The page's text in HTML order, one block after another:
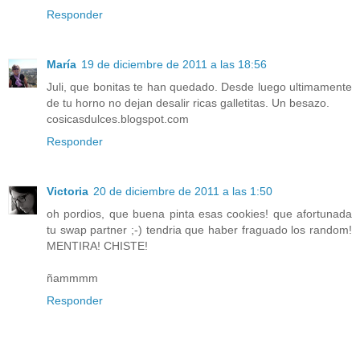
Responder
María 19 de diciembre de 2011 a las 18:56
Juli, que bonitas te han quedado. Desde luego ultimamente
de tu horno no dejan desalir ricas galletitas. Un besazo.
cosicasdulces.blogspot.com
Responder
Victoria 20 de diciembre de 2011 a las 1:50
oh pordios, que buena pinta esas cookies! que afortunada
tu swap partner ;-) tendria que haber fraguado los random!
MENTIRA! CHISTE!
ñammmm
Responder